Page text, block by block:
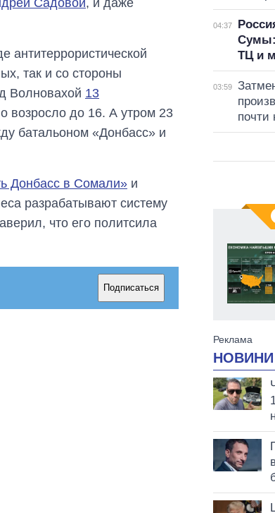
антитеррористической
так и со стороны
Волновахой 13
возросло до 16. А утром 23
батальоном «Донбасс» и
Донбасс в Сомали» и
разрабатывают систему
что его политсила
Подписаться
04:37
Сумы:
ТЦ и
03:59
почти
ударов по Украине
за лето: Киев и
область стали